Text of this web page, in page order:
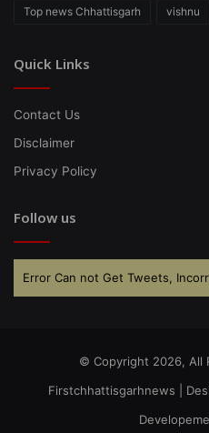
Top news Chhattisgarh vishnu
Quick Links
Contact Us
Disclaimer
Privacy Policy
Follow us
Error Can not Get Tweets,
© Copyright 2026, All
Firstchhattisgarhnews |